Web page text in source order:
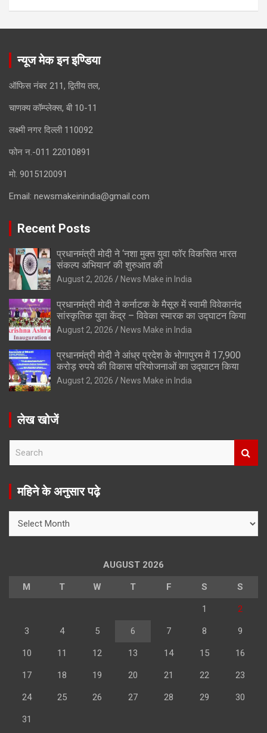
न्यूज मेक इन इण्डिया
ऑफिस नंबर 211, द्वितीय तल,
चाणक्य कॉम्प्लेक्स, बी 10-11
लक्ष्मी नगर दिल्ली 110092
फोन न.-011 22010891
मो. 9015120091
Email: newsmakeinindia@gmail.com
Recent Posts
प्रधानमंत्री मोदी ने ‘नशा मुक्त युवा फॉर विकसित भारत
संकल्प अभियान’ की शुरुआत की
August 2, 2026 News Make in India
प्रधानमंत्री मोदी ने कर्नाटक के मैसूरु में स्वामी विवेकानंद
सांस्कृतिक युवा केंद्र – विवेका स्मारक का उद्घाटन किया
August 2, 2026 News Make in India
प्रधानमंत्री मोदी ने आंध्र प्रदेश के भोगापुरम में 17,900
करोड़ रुपये की विकास परियोजनाओं का उद्घाटन किया
August 2, 2026 News Make in India
लेख खोजें
r
महिने के अनुसार पढ़े
AUGUST 2026
M T W T F S S
1 2
3 4 5 6 7 8 9
10 11 12 13 14 15 16
17 18 19 20 21 22 23
24 25 26 27 28 29 30
31